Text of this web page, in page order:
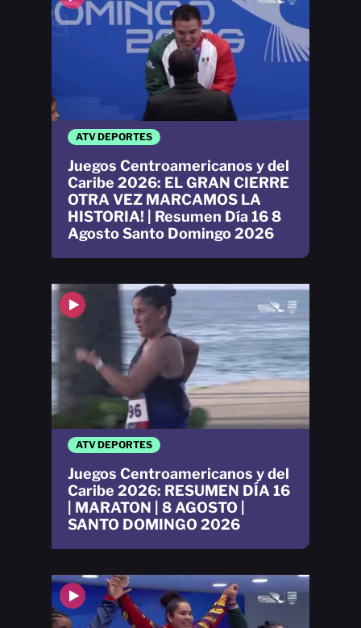
ATV DEPORTES
Juegos Centroamericanos y del
Caribe 2026: EL GRAN CIERRE
OTRA VEZ MARCAMOS LA
HISTORIA! | Resumen Día 16 8
Agosto Santo Domingo 2026
ATV DEPORTES
Juegos Centroamericanos y del
Caribe 2026: RESUMEN DÍA 16
| MARATON | 8 AGOSTO |
SANTO DOMINGO 2026